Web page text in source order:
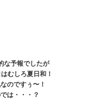
な予報でしたが
むしろ夏日和！
のですぅ〜！
は・・・？